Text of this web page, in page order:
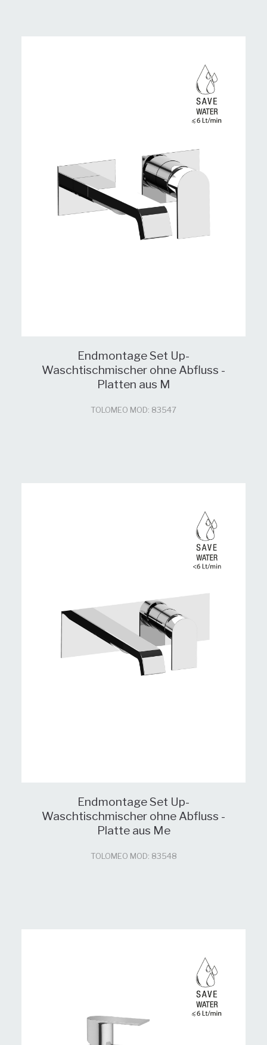
Endmontage Set Up-
Waschtischmischer ohne Abfluss -
Platten aus M
TOLOMEO MOD: 83547
Endmontage Set Up-
Waschtischmischer ohne Abfluss -
Platte aus Me
TOLOMEO MOD: 83548